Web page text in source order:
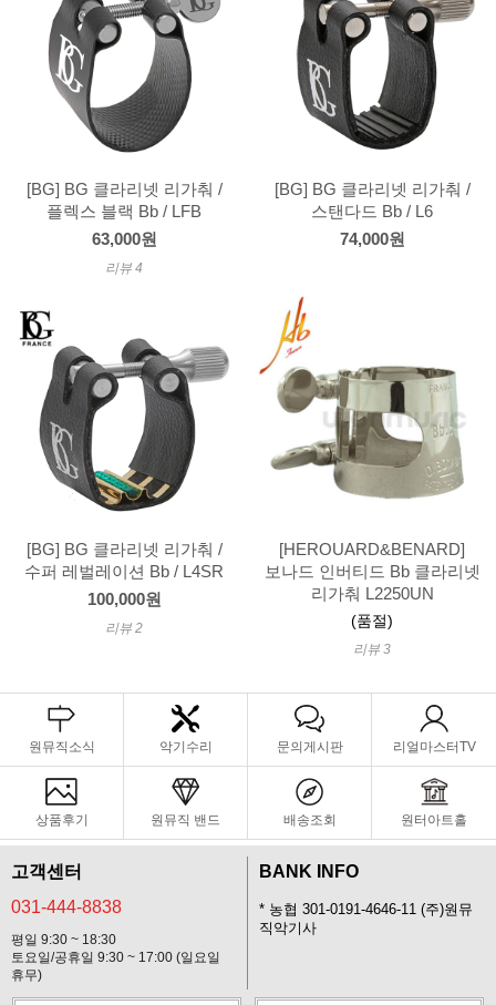
[BG] BG 클라리넷 리가춰 /
플렉스 블랙 Bb / LFB
63,000원
리뷰 4
[BG] BG 클라리넷 리가춰 /
스탠다드 Bb / L6
74,000원
[BG] BG 클라리넷 리가춰 /
수퍼 레벌레이션 Bb / L4SR
100,000원
리뷰 2
[HEROUARD&BENARD]
보나드 인버티드 Bb 클라리넷
리가춰 L2250UN
(품절)
리뷰 3
원뮤직소식 악기수리 문의게시판 리얼마스터TV
상품후기 원뮤직 밴드 배송조회 원터아트홀
고객센터
031-444-8838
평일 9:30 ~ 18:30
토요일/공휴일 9:30 ~ 17:00 (일요일
휴무)
BANK INFO
* 농협 301-0191-4646-11 (주)원뮤
직악기사